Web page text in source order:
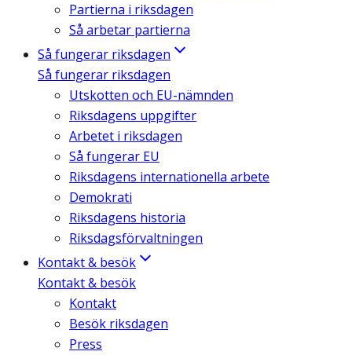
Partierna i riksdagen
Så arbetar partierna
Så fungerar riksdagen
Så fungerar riksdagen
Utskotten och EU-nämnden
Riksdagens uppgifter
Arbetet i riksdagen
Så fungerar EU
Riksdagens internationella arbete
Demokrati
Riksdagens historia
Riksdagsförvaltningen
Kontakt & besök
Kontakt & besök
Kontakt
Besök riksdagen
Press